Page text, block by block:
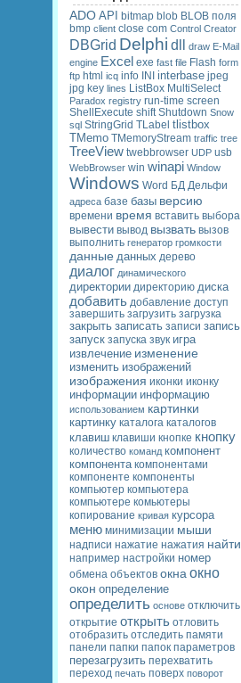
ADO API bitmap blob BLOB поля
bmp client close com Control Creator
DBGrid Delphi dll draw E-Mail
engine Excel exe fast file Flash form
ftp html icq info INI interbase jpeg
jpg key lines ListBox MultiSelect
Paradox registry run-time screen
ShellExecute shift Shutdown Snow
sql StringGrid TLabel tlistbox
TMemo TMemoryStream traffic tree
TreeView twebbrowser UDP usb
WebBrowser win winapi Window
Windows Word БД Дельфи
адреса базе базы версию
времени время вставить выбора
вывести вывод вызвать вызов
выполнить генератор громкости
данные данных дерево
диалог динамического
директории директорию диска
добавить добавление доступ
завершить загрузить загрузка
закрыть записать записи запись
запуск запуска звук игра
извлечение изменение
изменить изображений
изображения иконки иконку
информации информацию
использованием картинки
картинку каталога каталогов
клавиш клавиши кнопке кнопку
количество команд компонент
компонента компонентами
компоненте компоненты
компьютер компьютера
компьютере комьютеры
копирование кривая курсора
меню минимизации мыши
надписи нажатие нажатия найти
например настройки номер
обмена объектов окна окно
окон определение
определить основе отключить
открытие открыть отловить
отобразить отследить памяти
панели папки папок параметров
перезагрузить перехватить
переход печать поверх поворот